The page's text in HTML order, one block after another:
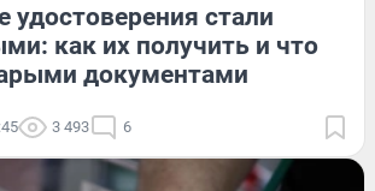
удостоверения стали
как их получить и что
документами
3 493 6